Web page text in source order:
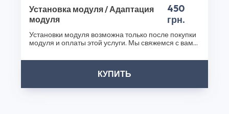
Установка модуля / Адаптация
модуля
450
грн.
Установки модуля возможна только после покупки
модуля и оплаты этой услуги. Мы свяжемся с вами
КУПИТЬ